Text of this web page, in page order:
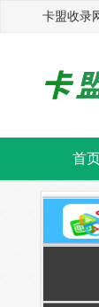
卡盟收录
首